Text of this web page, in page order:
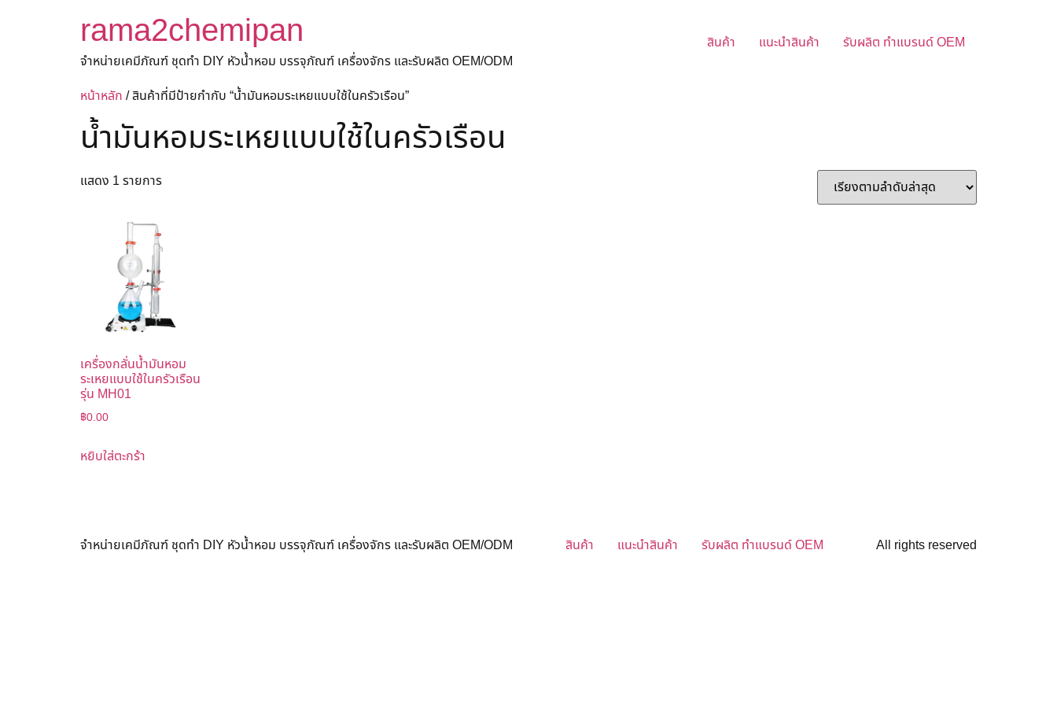
rama2chemipan
จำหน่ายเคมีภัณฑ์ ชุดทำ DIY หัวน้ำหอม บรรจุภัณฑ์ เครื่องจักร และรับผลิต OEM/ODM
สินค้า แนะนำสินค้า รับผลิต ทำแบรนด์ OEM
หน้าหลัก / สินค้าที่มีป้ายกำกับ “น้ำมันหอมระเหยแบบใช้ในครัวเรือน”
น้ำมันหอมระเหยแบบใช้ในครัวเรือน
แสดง 1 รายการ
เครื่องกลั่นน้ำมันหอม
ระเหยแบบใช้ในครัวเรือน
รุ่น MH01
฿0.00
หยิบใส่ตะกร้า
จำหน่ายเคมีภัณฑ์ ชุดทำ DIY หัวน้ำหอม บรรจุภัณฑ์ เครื่องจักร และรับผลิต OEM/ODM สินค้า แนะนำสินค้า รับผลิต ทำแบรนด์ OEM All rights reserved